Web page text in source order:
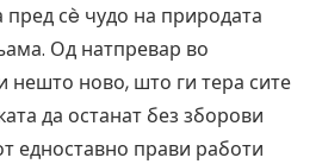
пред сè чудо на природата
Од натпревар во
нешто ново, што ги тера сите
да останат без зборови
едноставно прави работи